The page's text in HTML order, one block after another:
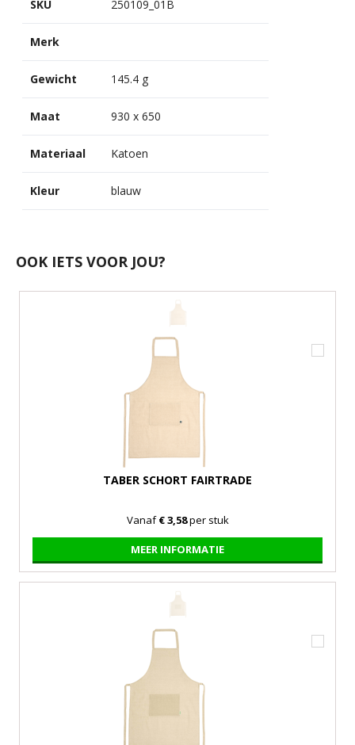
SKU 250109_01B
Merk
Gewicht 145.4 g
Maat 930 x 650
Materiaal Katoen
Kleur blauw
OOK IETS VOOR JOU?
TABER SCHORT FAIRTRADE
Vanaf€ 3,58per stuk
MEER INFORMATIE